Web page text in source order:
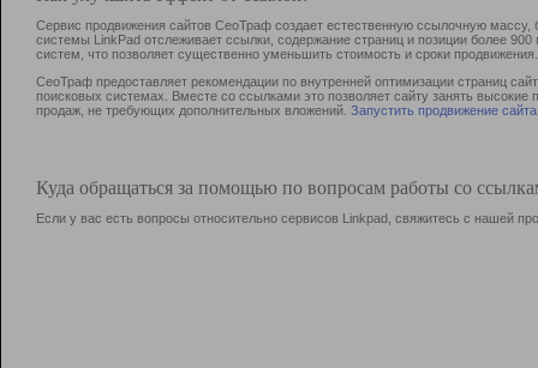
Сервис продвижения сайтов СеоТраф создает естественную ссылочную
системы LinkPad отслеживает ссылки, содержание страниц и позиции более
систем, что позволяет существенно уменьшить стоимость и сроки продвижения.
СеоТраф предоставляет рекомендации по внутренней оптимизации страниц
поисковых системах. Вместе со ссылками это позволяет сайту занять
продаж, не требующих дополнительных вложений. Запустить продвижение сайта
Куда обращаться за помощью по вопросам работы со
Если у вас есть вопросы относительно сервисов Linkpad, свяжитесь с нашей